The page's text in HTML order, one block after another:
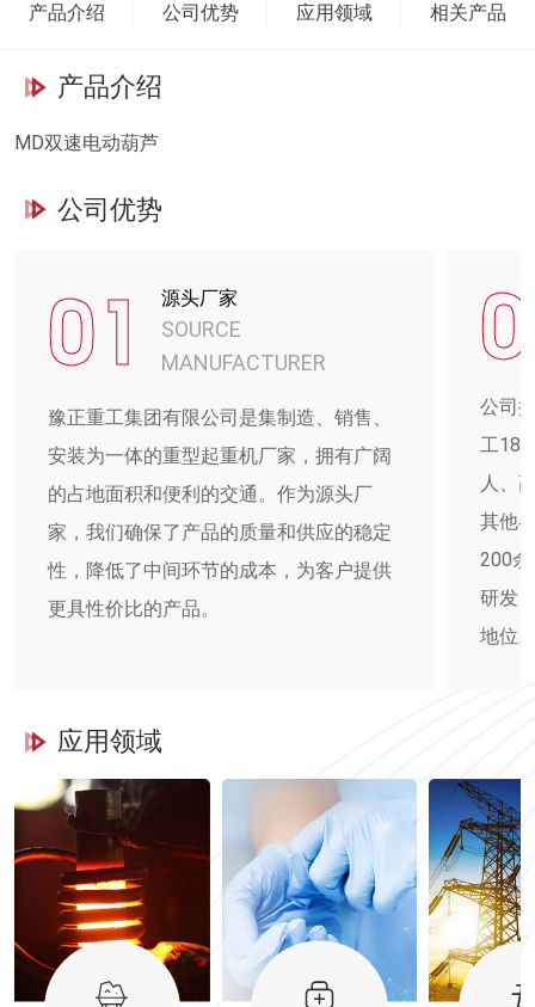
产品介绍 公司优势 应用领域 相关产品
产品介绍
MD双速电动葫芦
公司优势
01 源头厂家
SOURCE
MANUFACTURER
豫正重工集团有限公司是集制造、销售、
安装为一体的重型起重机厂家，拥有广阔
的占地面积和便利的交通。作为源头厂
家，我们确保了产品的质量和供应的稳定
性，降低了中间环节的成本，为客户提供
更具性价比的产品。
公司
工
人、
其他
200
研发
地位
应用领域